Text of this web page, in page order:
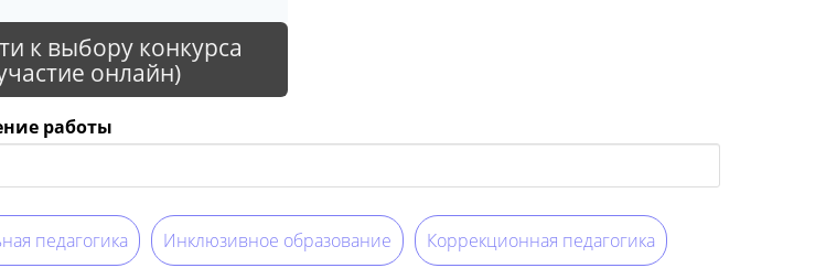
к выбору конкурса
онлайн)
работы
педагогика Инклюзивное образование Коррекционная педагогика